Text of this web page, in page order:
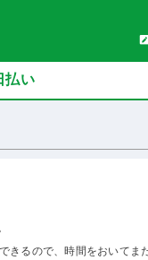
払い
きるので、時間をおいてま